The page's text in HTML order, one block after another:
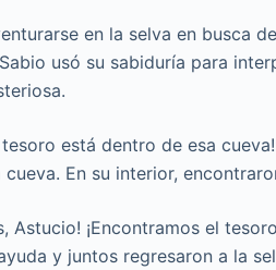
en la selva en busca
usó su sabiduría para
tesoro está dentro de esa
cueva. En su interior,
Astucio! ¡Encontramos el
y juntos regresaron a la